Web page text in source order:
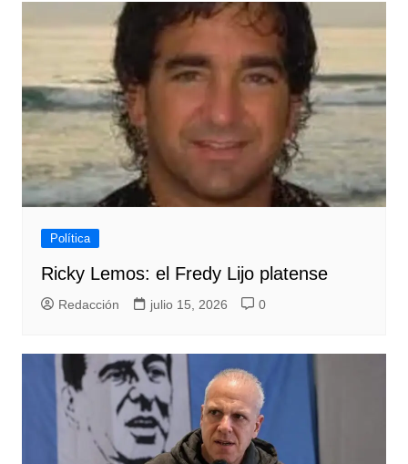
Política
Ricky Lemos: el Fredy Lijo platense
Redacción julio 15, 2026 0